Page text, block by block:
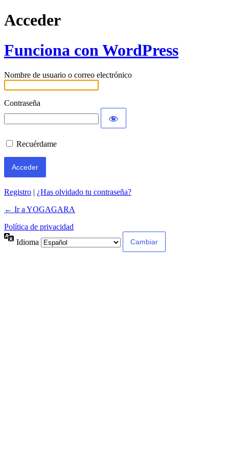
Acceder
Funciona con WordPress
Nombre de usuario o correo electrónico
Contraseña
Recuérdame
Registro | ¿Has olvidado tu contraseña?
← Ir a YOGAGARA
Política de privacidad
Idioma